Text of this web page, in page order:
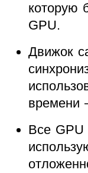
которую
GPU.
Движок
времени
Все GPU